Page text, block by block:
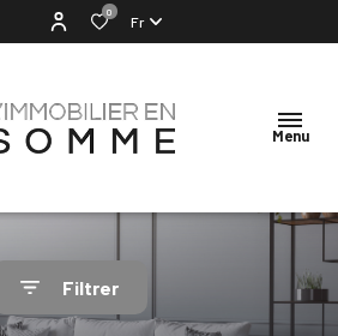
0
Fr
Menu
Filtrer